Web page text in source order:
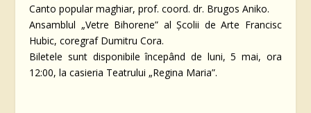
Canto popular maghiar, prof. coord. dr. Brugos Aniko.
Ansamblul „Vetre Bihorene” al Școlii de Arte Francisc
Hubic, coregraf Dumitru Cora.
Biletele sunt disponibile începând de luni, 5 mai, ora
12:00, la casieria Teatrului „Regina Maria”.